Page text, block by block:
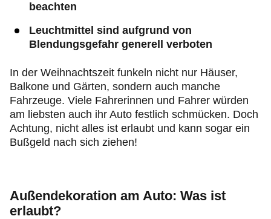
beachten
Leuchtmittel sind aufgrund von
Blendungsgefahr generell verboten
In der Weihnachtszeit funkeln nicht nur Häuser,
Balkone und Gärten, sondern auch manche
Fahrzeuge. Viele Fahrerinnen und Fahrer würden
am liebsten auch ihr Auto festlich schmücken. Doch
Achtung, nicht alles ist erlaubt und kann sogar ein
Bußgeld nach sich ziehen!
Außendekoration am Auto: Was ist
erlaubt?